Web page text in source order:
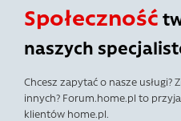
Społeczność
naszych
Chcesz zapytać o nasze
innych? Forum.home.pl to
klientów home.pl.